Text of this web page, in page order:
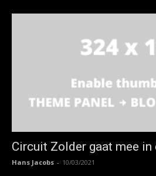
Circuit Zolder gaat mee
Hans Jacobs - 10/03/2021